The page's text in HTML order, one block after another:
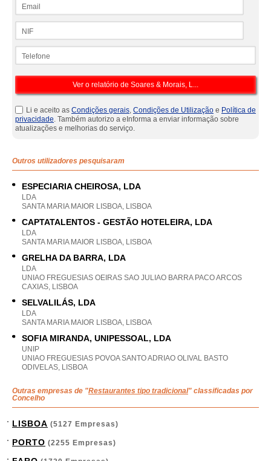
Li e aceito as Condições gerais, Condições de Utilização e Política de
privacidade. Também autorizo a eInforma a enviar informação sobre
atualizações e melhorias do serviço.
Outros utilizadores pesquisaram
ESPECIARIA CHEIROSA, LDA
LDA
SANTA MARIA MAIOR LISBOA, LISBOA
CAPTATALENTOS - GESTÃO HOTELEIRA, LDA
LDA
SANTA MARIA MAIOR LISBOA, LISBOA
GRELHA DA BARRA, LDA
LDA
UNIAO FREGUESIAS OEIRAS SAO JULIAO BARRA PACO ARCOS
CAXIAS, LISBOA
SELVALILÁS, LDA
LDA
SANTA MARIA MAIOR LISBOA, LISBOA
SOFIA MIRANDA, UNIPESSOAL, LDA
UNIP
UNIAO FREGUESIAS POVOA SANTO ADRIAO OLIVAL BASTO
ODIVELAS, LISBOA
Outras empresas de "Restaurantes tipo tradicional" classificadas por
Concelho
LISBOA (5127 Empresas)
PORTO (2255 Empresas)